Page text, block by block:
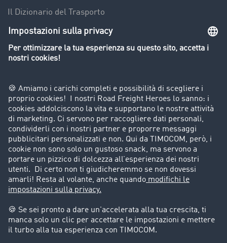
Il Dizionario del Trasporto
Panoramica della borsa di carichi
Divieti di circolazione per mezzi pesanti
Azienda
Porta un nuovo cliente
Storie di successo
Informazioni legali
Note legali
Trattamento dei dati